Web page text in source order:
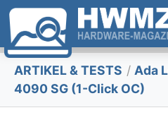
ARTIKEL & TESTS / Ada
4090 SG (1-Click OC)